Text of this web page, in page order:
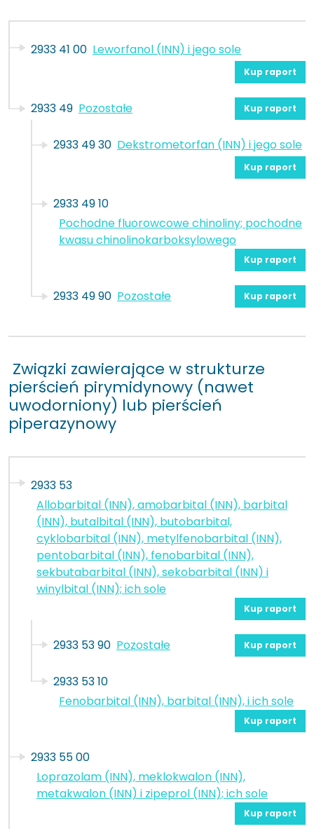
2933 41 00 Leworfanol (INN) i jego sole
Kup raport
2933 49 Pozostałe Kup raport
2933 49 30 Dekstrometorfan (INN) i jego sole
Kup raport
2933 49 10
Pochodne fluorowcowe chinoliny; pochodne
kwasu chinolinokarboksylowego
Kup raport
2933 49 90 Pozostałe Kup raport
Związki zawierające w strukturze
pierścień pirymidynowy (nawet
uwodorniony) lub pierścień
piperazynowy
2933 53
Allobarbital (INN), amobarbital (INN), barbital
(INN), butalbital (INN), butobarbital,
cyklobarbital (INN), metylfenobarbital (INN),
pentobarbital (INN), fenobarbital (INN),
sekbutabarbital (INN), sekobarbital (INN) i
winylbital (INN); ich sole
Kup raport
2933 53 90 Pozostałe Kup raport
2933 53 10
Fenobarbital (INN), barbital (INN), i ich sole
Kup raport
2933 55 00
Loprazolam (INN), meklokwalon (INN),
metakwalon (INN) i zipeprol (INN); ich sole
Kup raport